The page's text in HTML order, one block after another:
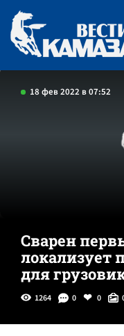
18 фев 2022 в 07:52
Сварен
локализует
для
1264 0 0